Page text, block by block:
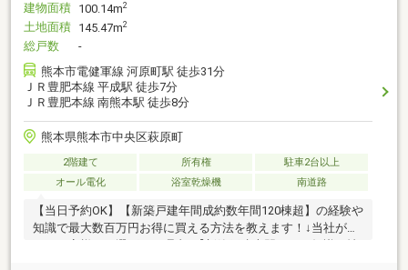
建物面積 100.14m2
土地面積 145.47m2
総戸数
-
熊本市電健軍線 河原町駅 徒歩31分
ＪＲ豊肥本線 平成駅 徒歩7分
ＪＲ豊肥本線 南熊本駅 徒歩8分
熊本県熊本市中央区萩原町
2階建て 所有権
駐車2台以上
オール電化
浴室乾燥機 南道路
【当日予約OK】【新築戸建年間成約数年間120棟超】の経験や
知識で最大数百万円お得に買える方法を教えます！↓当社が多
くのお客様から選ばれる理由↓【新築戸建専門だから知識や情